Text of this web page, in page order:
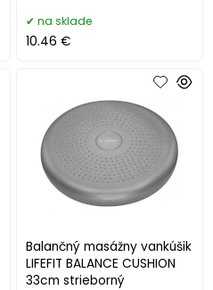
na sklade
10.46 €
Balančný masážny vankúšik
LIFEFIT BALANCE CUSHION
33cm strieborný